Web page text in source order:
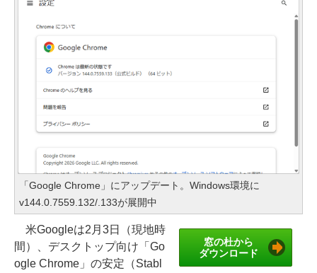
「Google Chrome」にアップデート。Windows環境に
v144.0.7559.132/.133が展開中
窓の杜から
ダウンロード
米Googleは2月3日（現地時
間）、デスクトップ向け「Go
ogle Chrome」の安定（Stabl